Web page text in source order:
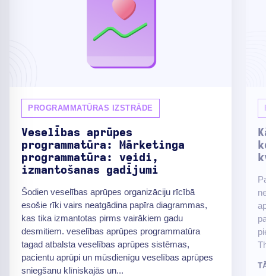
PROGRAMMATŪRAS IZSTRĀDE
Veselības aprūpes
programmatūra: Mārketinga
programmatūra: veidi,
izmantošanas gadījumi
Šodien veselības aprūpes organizāciju rīcībā
esošie rīki vairs neatgādina papīra diagrammas,
kas tika izmantotas pirms vairākiem gadu
desmitiem. veselības aprūpes programmatūra
tagad atbalsta veselības aprūpes sistēmas,
pacientu aprūpi un mūsdienīgu veselības aprūpes
sniegšanu klīniskajās un...